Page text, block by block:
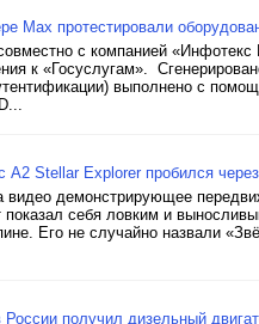
Max протестировали
с компанией
к «Госуслугам».
выполнено с
A2 Stellar Explorer пробился
видео демонстрирующее
показал себя ловким и
Его не случайно назвали
получил дизельный